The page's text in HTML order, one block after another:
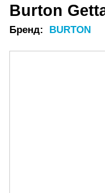
Burton
Бренд: BURTON